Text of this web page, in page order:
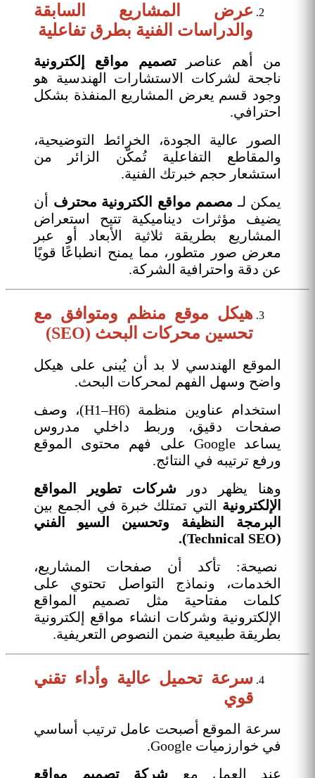
عرض المشاريع السابقة
والدراسات الفنية بطرق تفاعلية
من أهم عناصر
تصميم مواقع إلكترونية
ناجحة لشركات الاستشارات الهندسية هو
وجود قسم يعرض المشاريع المنفذة بشكل
احترافي.
الصور عالية الجودة، الخرائط التوضيحية،
والمقاطع التفاعلية تُمكّن الزائر من
استشعار حجم خبرتك الفنية.
يمكن لـ مصمم مواقع الكترونية محترف أن
يضيف مؤثرات ديناميكية تتيح استعراض
المشاريع بطريقة ثلاثية الأبعاد أو عبر
معرض صور متطور، مما يمنح انطباعًا قويًا
عن دقة واحترافية الشركة.
هيكل موقع منظم ومتوافق مع
تحسين محركات البحث (SEO)
الموقع الهندسي لا بد أن يُبنى على هيكل
واضح وسهل الفهم لمحركات البحث.
استخدام عناوين منظمة (H1–H6)، وصف
صفحات دقيق، وربط داخلي مدروس
يساعد Google على فهم محتوى الموقع
ورفع ترتيبه في النتائج.
وهنا يظهر دور شركات تطوير المواقع
الإلكترونية التي تمتلك خبرة في الجمع بين
البرمجة النظيفة وتحسين السيو الفني
(Technical SEO).
نصيحة: تأكد أن صفحات المشاريع،
الخدمات، ونماذج التواصل تحتوي على
كلمات مفتاحية مثل تصميم المواقع
الإلكترونية وشركات انشاء مواقع إلكترونية
بطريقة طبيعية ضمن النصوص التعريفية.
سرعة تحميل عالية وأداء تقني
قوي
سرعة الموقع أصبحت عامل ترتيب أساسي
في خوارزميات Google.
عند العمل مع شركة تصميم مواقع